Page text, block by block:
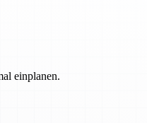
einplanen.